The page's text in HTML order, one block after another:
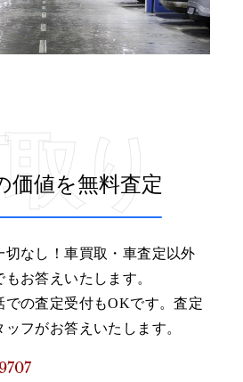
り
価値を無料査定
切なし！車買取・車査定以外
お答えいたします。
での査定受付もOKです。査定
フがお答えいたします。